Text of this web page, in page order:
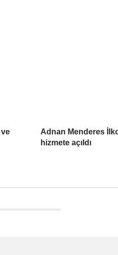
Adnan Menderes
hizmete açıldı